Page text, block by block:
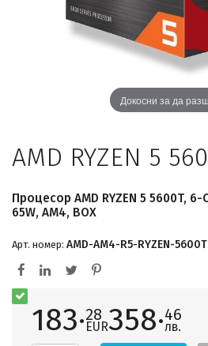
Докосни за да
AMD RYZEN 5
Процесор AMD RYZEN 5 5600T, 6-
65W, AM4, BOX
Арт. номер: AMD-AM4-R5-RYZEN-5600T
183·28
EUR358·46
лв.